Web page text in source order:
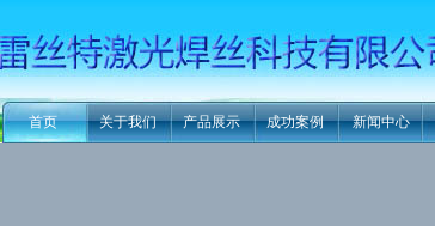
首页 关于我们 产品展示 成功案例 新闻中心